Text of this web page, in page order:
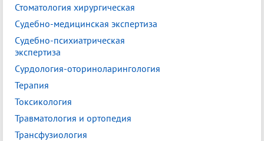
Стоматология хирургическая
Судебно-медицинская экспертиза
Судебно-психиатрическая
экспертиза
Сурдология-оториноларингология
Терапия
Токсикология
Травматология и ортопедия
Трансфузиология